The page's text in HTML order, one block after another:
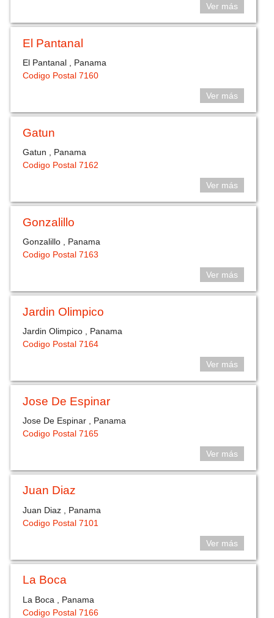
Ver más
El Pantanal
El Pantanal , Panama
Codigo Postal 7160
Ver más
Gatun
Gatun , Panama
Codigo Postal 7162
Ver más
Gonzalillo
Gonzalillo , Panama
Codigo Postal 7163
Ver más
Jardin Olimpico
Jardin Olimpico , Panama
Codigo Postal 7164
Ver más
Jose De Espinar
Jose De Espinar , Panama
Codigo Postal 7165
Ver más
Juan Diaz
Juan Diaz , Panama
Codigo Postal 7101
Ver más
La Boca
La Boca , Panama
Codigo Postal 7166